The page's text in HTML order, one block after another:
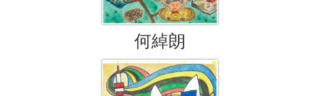
何綽朗